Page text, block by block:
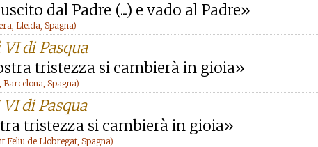
dal Padre (...) e vado al Padre»
Lleida, Spagna)
di Pasqua
tristezza si cambierà in gioia»
Spagna)
di Pasqua
tristezza si cambierà in gioia»
Feliu de Llobregat, Spagna)